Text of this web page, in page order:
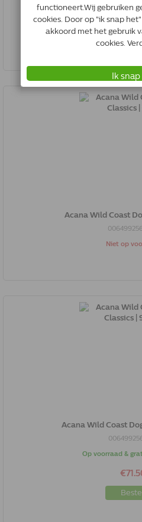
Acana Wild Coast
Niet op
Acana Wild Coast
Niet op
Acana Wild Coast
Op voorraad &